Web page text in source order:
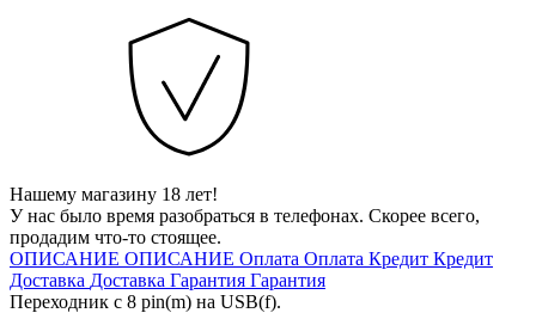
Нашему магазину 18 лет!
У нас было время разобраться в телефонах. Скорее всего,
продадим что-то стоящее.
ОПИСАНИЕ ОПИСАНИЕ Оплата Оплата Кредит Кредит
Доставка Доставка Гарантия Гарантия
Переходник с 8 pin(m) на USB(f).